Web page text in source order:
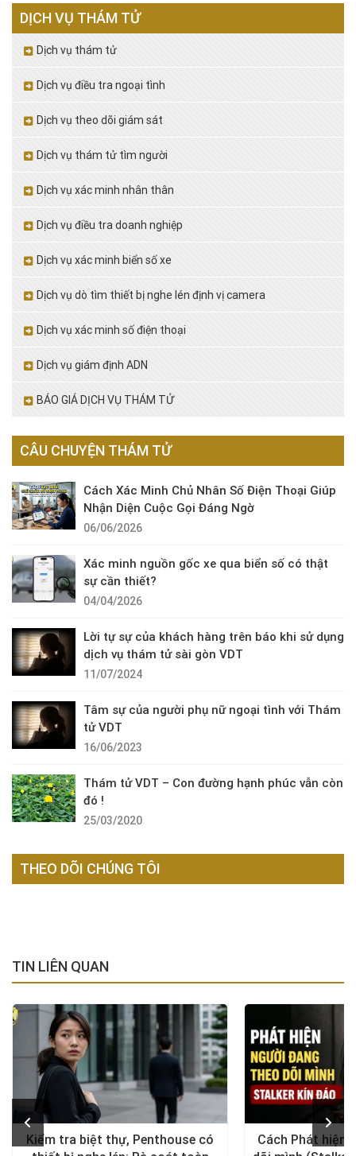
DỊCH VỤ THÁM TỬ
Dịch vụ thám tử
Dịch vụ điều tra ngoại tình
Dịch vụ theo dõi giám sát
Dịch vụ thám tử tìm người
Dịch vụ xác minh nhân thân
Dịch vụ điều tra doanh nghiệp
Dịch vụ xác minh biển số xe
Dịch vụ dò tìm thiết bị nghe lén định vị camera
Dịch vụ xác minh số điện thoại
Dịch vụ giám định ADN
BÁO GIÁ DỊCH VỤ THÁM TỬ
CÂU CHUYỆN THÁM TỬ
Cách Xác Minh Chủ Nhân Số Điện Thoại Giúp
Nhận Diện Cuộc Gọi Đáng Ngờ
06/06/2026
Xác minh nguồn gốc xe qua biển số có thật
sự cần thiết?
04/04/2026
Lời tự sự của khách hàng trên báo khi sử dụng
dịch vụ thám tử sài gòn VDT
11/07/2024
Tâm sự của người phụ nữ ngoại tình với Thám
tử VDT
16/06/2023
Thám tử VDT – Con đường hạnh phúc vẫn còn
đó !
25/03/2020
THEO DÕI CHÚNG TÔI
TIN LIÊN QUAN
Kiểm tra biệt thự, Penthouse có
Cách Phát hiện